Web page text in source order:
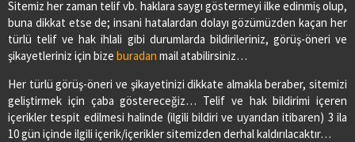
Sitemiz her zaman telif vb. haklara saygı göstermeyi ilke edinmiş olup,
buna dikkat etse de; insani hatalardan dolayı gözümüzden kaçan her
türlü telif ve hak ihlali gibi durumlarda bildirileriniz, görüş-öneri ve
şikayetleriniz için bize buradan mail atabilirsiniz…
Her türlü görüş-öneri ve şikayetinizi dikkate almakla beraber, sitemizi
geliştirmek için çaba göstereceğiz… Telif ve hak bildirimi içeren
içerikler tespit edilmesi halinde (ilgili bildiri ve uyarıdan itibaren) 3 ila
10 gün içinde ilgili içerik/içerikler sitemizden derhal kaldırılacaktır…